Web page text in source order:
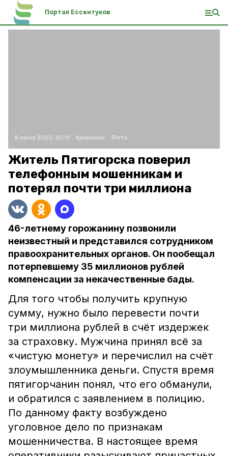
Портал Ессентуков
8 июня 2020, 20:11 Криминал Фото:
Житель Пятигорска поверил
телефонным мошенникам и
потерял почти три миллиона
46-летнему горожанину позвонили
неизвестный и представился сотрудником
правоохранительных органов. Он пообещал
потерпевшему 35 миллионов рублей
компенсации за некачественные бады.
Для того чтобы получить крупную
сумму, нужно было перевести почти
три миллиона рублей в счёт издержек
за страховку. Мужчина принял всё за
«чистую монету» и перечислил на счёт
злоумышленника деньги. Спустя время
пятигорчанин понял, что его обманули,
и обратился с заявлением в полицию.
По данному факту возбуждено
уголовное дело по признакам
мошенничества. В настоящее время